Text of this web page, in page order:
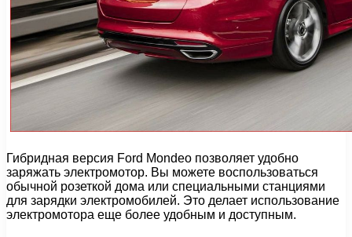
Гибридная версия Ford Mondeo позволяет удобно
заряжать электромотор. Вы можете воспользоваться
обычной розеткой дома или специальными станциями
для зарядки электромобилей. Это делает использование
электромотора еще более удобным и доступным.